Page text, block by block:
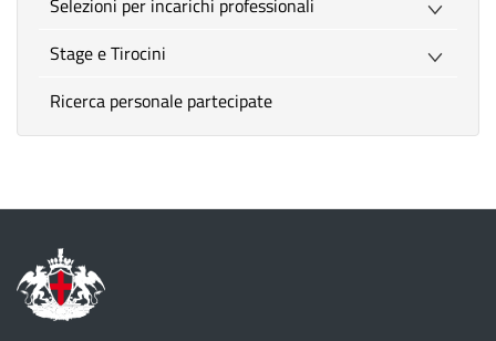
Selezioni per incarichi professionali
Stage e Tirocini
Ricerca personale partecipate